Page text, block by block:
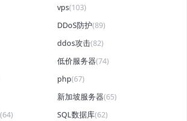
vps(103)
DDoS防护(89)
ddos攻击(82)
低价服务器(74)
php(67)
新加坡服务器(65)
(64) SQL数据库(62)